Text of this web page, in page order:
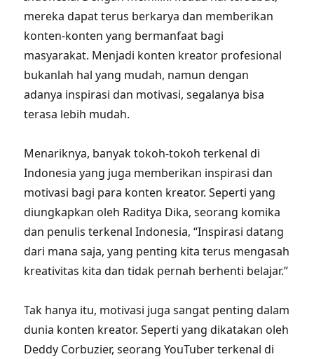
mereka dapat terus berkarya dan memberikan
konten-konten yang bermanfaat bagi
masyarakat. Menjadi konten kreator profesional
bukanlah hal yang mudah, namun dengan
adanya inspirasi dan motivasi, segalanya bisa
terasa lebih mudah.
Menariknya, banyak tokoh-tokoh terkenal di
Indonesia yang juga memberikan inspirasi dan
motivasi bagi para konten kreator. Seperti yang
diungkapkan oleh Raditya Dika, seorang komika
dan penulis terkenal Indonesia, “Inspirasi datang
dari mana saja, yang penting kita terus mengasah
kreativitas kita dan tidak pernah berhenti belajar.”
Tak hanya itu, motivasi juga sangat penting dalam
dunia konten kreator. Seperti yang dikatakan oleh
Deddy Corbuzier, seorang YouTuber terkenal di